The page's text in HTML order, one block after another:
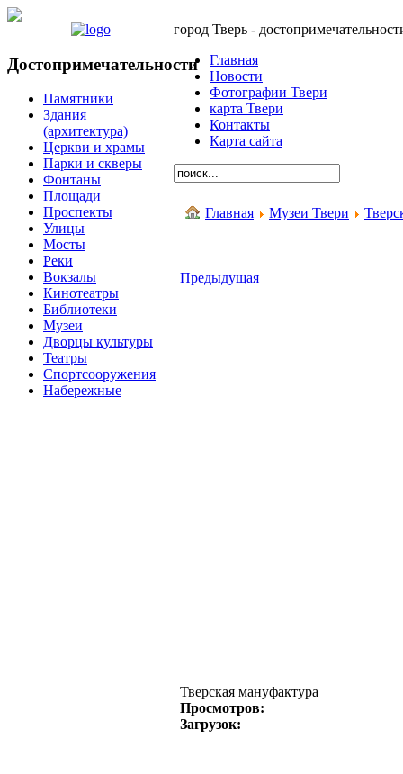
Достопримечательности
Памятники
Здания
(архитектура)
Церкви и храмы
Парки и скверы
Фонтаны
Площади
Проспекты
Улицы
Мосты
Реки
Вокзалы
Кинотеатры
Библиотеки
Музеи
Дворцы культуры
Театры
Спортсооружения
Набережные
город Тверь -
Главная
Новости
Фотографии Твери
карта Твери
Контакты
Карта сайта
Главная Музеи Твери
Предыдущая
Тверская мануфактура
Просмотров:
Загрузок: